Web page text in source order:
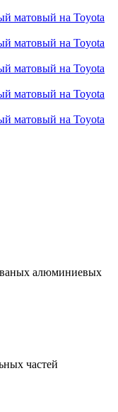
алюминиевых
частей